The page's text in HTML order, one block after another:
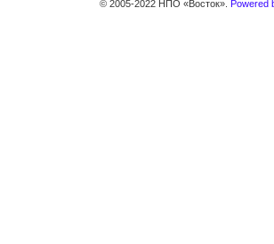
© 2005-2022 НПО «Восток». Powered